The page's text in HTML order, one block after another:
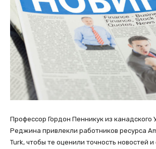
Профессор Гордон Пенникук из канадского
Реджина привлекли работников ресурса
Turk, чтобы те оценили точность новостей и